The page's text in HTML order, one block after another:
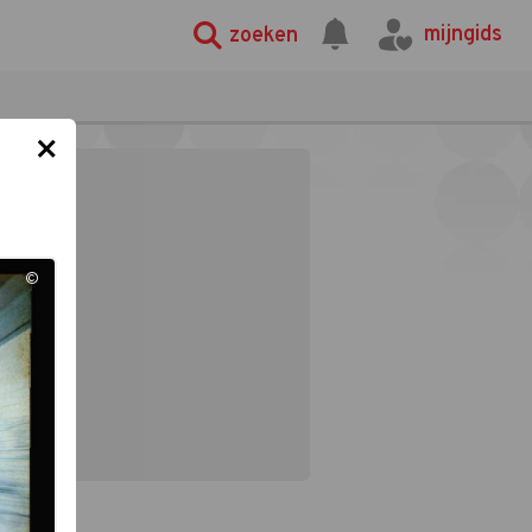
zoeken mijngids
×
©